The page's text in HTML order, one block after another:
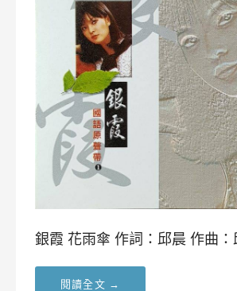
銀霞 花雨傘 作詞：邱晨 作曲：
閱讀全文 →